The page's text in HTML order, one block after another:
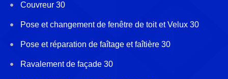
Couvreur 30
Pose et changement de fenêtre de toit et Velux 30
Pose et réparation de faîtage et faîtière 30
Ravalement de façade 30